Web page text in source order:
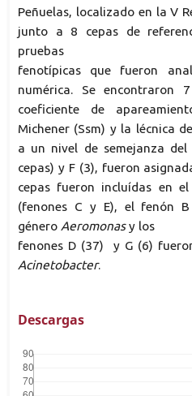
Peñuelas, localizado en la V
junto a 8 cepas de
pruebas
fenotípicas que fueron
numérica. Se encontraron
coeficiente de
Michener (Ssm) y la lécnica
a un nivel de semejanza
cepas) y F (3), fueron
cepas fueron incluídas en el
(fenones C y E), el fenón
género Aeromonasy los
fenones D (37) y G (6)
Acinetobacter.
Descargas